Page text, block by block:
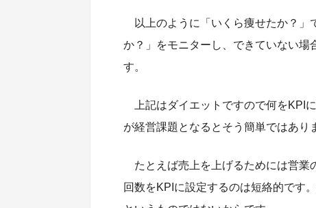
以上のように「いくら痩せたか？
か？」をモニターし、できていない
す。
上記はダイエットですので何をKPI
が経営課題となるとそう簡単ではあり
たとえば売上を上げるためには営業
回数をKPIに設定するのは短絡的です